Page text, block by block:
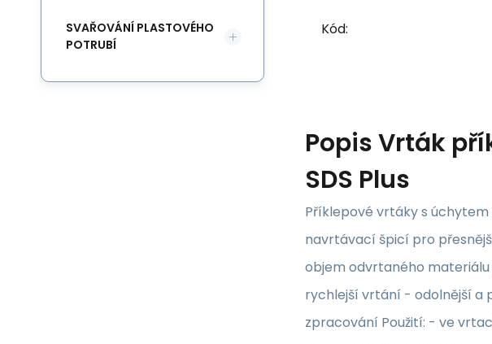
Kód:
PopisVrták
SDS Plus
Příklepové vrtáky s úchytem
navrtávací špicí pro
objem odvrtaného
rychlejší vrtání - odolnější a
zpracování Použití: - ve
SVAŘOVÁNÍ PLASTOVÉHO
POTRUBÍ